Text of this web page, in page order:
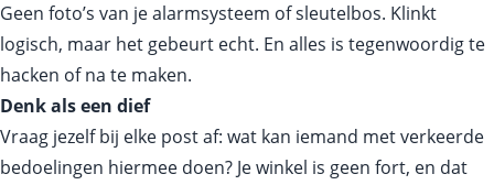
Geen foto’s van je alarmsysteem of sleutelbos. Klinkt
logisch, maar het gebeurt echt. En alles is tegenwoordig te
hacken of na te maken.
Denk als een dief
Vraag jezelf bij elke post af: wat kan iemand met verkeerde
bedoelingen hiermee doen? Je winkel is geen fort, en dat